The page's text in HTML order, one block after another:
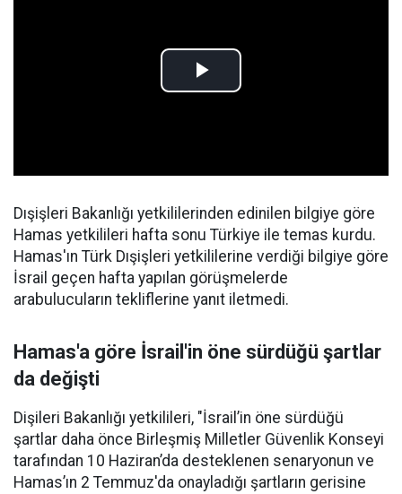
Dışişleri Bakanlığı yetkililerinden edinilen bilgiye göre
Hamas yetkilileri hafta sonu Türkiye ile temas kurdu.
Hamas'ın Türk Dışişleri yetkililerine verdiği bilgiye göre
İsrail geçen hafta yapılan görüşmelerde
arabulucuların tekliflerine yanıt iletmedi.
Hamas'a göre İsrail'in öne sürdüğü şartlar
da değişti
Dişileri Bakanlığı yetkilileri, "İsrail’in öne sürdüğü
şartlar daha önce Birleşmiş Milletler Güvenlik Konseyi
tarafından 10 Haziran’da desteklenen senaryonun ve
Hamas’ın 2 Temmuz'da onayladığı şartların gerisine